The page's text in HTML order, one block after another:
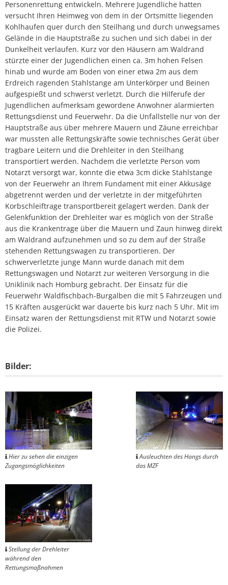
Personenrettung entwickeln. Mehrere Jugendliche hatten
versucht Ihren Heimweg von dem in der Ortsmitte liegenden
Kohlhaufen quer durch den Steilhang und durch unwegsames
Gelände in die Hauptstraße zu suchen und sich dabei in der
Dunkelheit verlaufen. Kurz vor den Häusern am Waldrand
stürzte einer der Jugendlichen einen ca. 3m hohen Felsen
hinab und wurde am Boden von einer etwa 2m aus dem
Erdreich ragenden Stahlstange am Unterkörper und Beinen
aufgespießt und schwerst verletzt. Durch die Hilferufe der
Jugendlichen aufmerksam gewordene Anwohner alarmierten
Rettungsdienst und Feuerwehr. Da die Unfallstelle nur von der
Hauptstraße aus über mehrere Mauern und Zäune erreichbar
war mussten alle Rettungskräfte sowie technisches Gerät über
tragbare Leitern und die Drehleiter in den Steilhang
transportiert werden. Nachdem die verletzte Person vom
Notarzt versorgt war, konnte die etwa 3cm dicke Stahlstange
von der Feuerwehr an Ihrem Fundament mit einer Akkusäge
abgetrennt werden und der verletzte in der mitgeführten
Korbschleiftrage transportbereit gelagert werden. Dank der
Gelenkfunktion der Drehleiter war es möglich von der Straße
aus die Krankentrage über die Mauern und Zaun hinweg direkt
am Waldrand aufzunehmen und so zu dem auf der Straße
stehenden Rettungswagen zu transportieren. Der
schwerverletzte junge Mann wurde danach mit dem
Rettungswagen und Notarzt zur weiteren Versorgung in die
Uniklinik nach Homburg gebracht. Der Einsatz für die
Feuerwehr Waldfischbach-Burgalben die mit 5 Fahrzeugen und
15 Kräften ausgerückt war dauerte bis kurz nach 5 Uhr. Mit im
Einsatz waren der Rettungsdienst mit RTW und Notarzt sowie
die Polizei.
Bilder:
Hier zu sehen die einzigen
Zugangsmöglichkeiten
Ausleuchten des Hangs durch
das MZF
Stellung der Drehleiter
während den
Rettungsmaßnahmen